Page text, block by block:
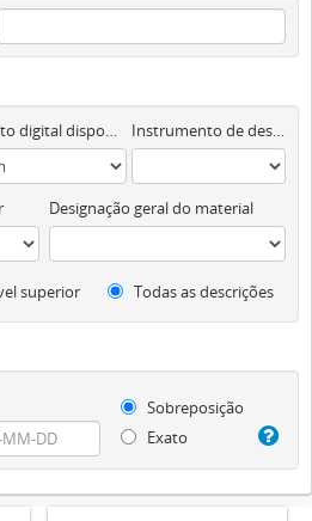
Objeto digital disponível Instrumento de descrição documental
Designação geral do material
superior Todas as descrições
Sobreposição
Exato